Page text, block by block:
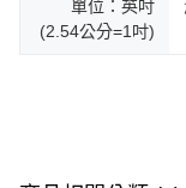
單位：英吋
(2.54公分=1吋)